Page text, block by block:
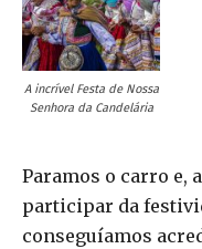
A incrível Festa de Nossa
Senhora da Candelária
Paramos o carro e,
participar da
conseguíamos